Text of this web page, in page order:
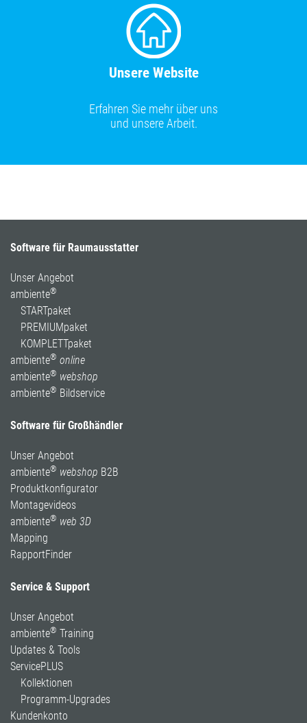
Unsere Website
Erfahren Sie mehr über uns
und unsere Arbeit.
Software für Raumausstatter
Unser Angebot
ambiente®
STARTpaket
PREMIUMpaket
KOMPLETTpaket
ambiente® online
ambiente® webshop
ambiente® Bildservice
Software für Großhändler
Unser Angebot
ambiente® webshop B2B
Produktkonfigurator
Montagevideos
ambiente® web 3D
Mapping
RapportFinder
Service & Support
Unser Angebot
ambiente® Training
Updates & Tools
ServicePLUS
Kollektionen
Programm-Upgrades
Kundenkonto